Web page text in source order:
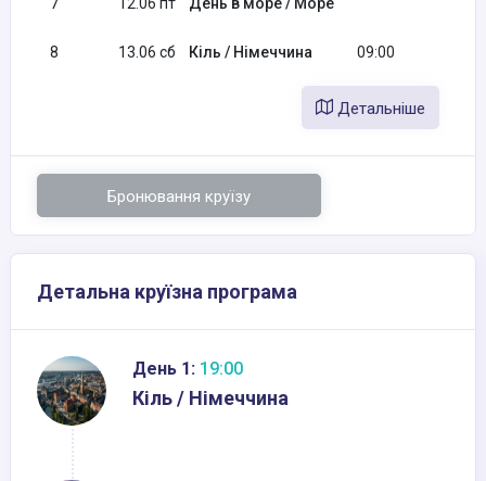
7 12.06 пт День в море / Море
8 13.06 сб Кіль / Німеччина 09:00
Детальніше
Бронювання круїзу
Детальна круїзна програма
День 1: 19:00
Кіль / Німеччина